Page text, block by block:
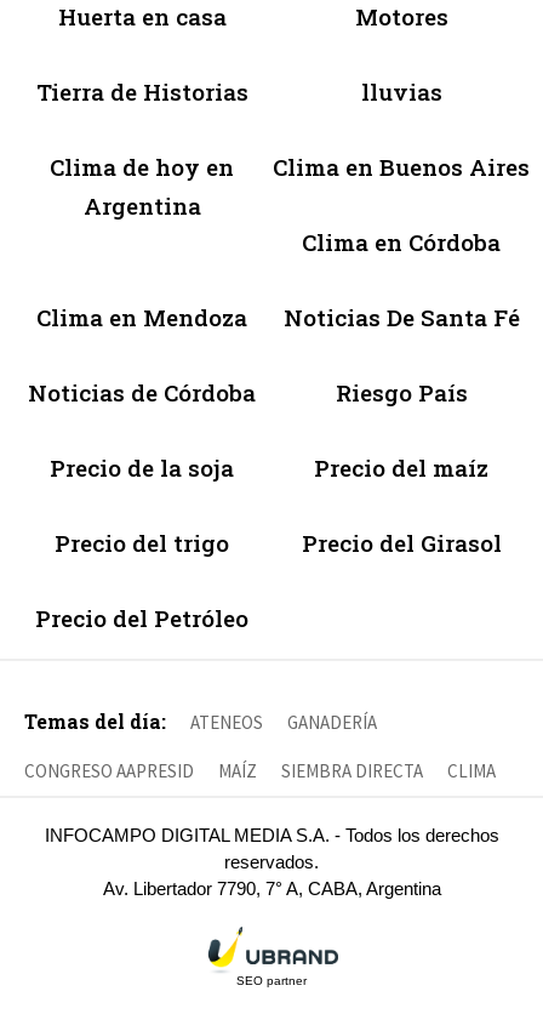
Huerta en casa Motores
Tierra de Historias lluvias
Clima de hoy en
Argentina
Clima en Buenos Aires
Clima en Córdoba
Clima en Mendoza Noticias De Santa Fé
Noticias de Córdoba Riesgo País
Precio de la soja Precio del maíz
Precio del trigo Precio del Girasol
Precio del Petróleo
Temas del día: ATENEOS GANADERÍA
CONGRESO AAPRESID MAÍZ SIEMBRA DIRECTA CLIMA
INFOCAMPO DIGITAL MEDIA S.A. - Todos los derechos
reservados.
Av. Libertador 7790, 7° A, CABA, Argentina
SEO partner